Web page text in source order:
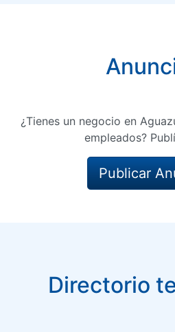
¿Tienes un negocio en
empleados?
Publicar
Directorio